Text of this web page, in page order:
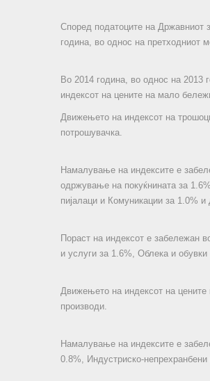
Според податоците на Државниот
година, во однос на претходниот
Во 2014 година, во однос на
индексот на цените на мало
Движењето на индексот на
потрошувачка.
Намалување на индексите е
одржување на покуќнината за
пијалаци и Комуникации за 1.0%
Пораст на индексот е забележан
и услуги за 1.6%, Облека и
Движењето на индексот на
производи.
Намалување на индексите е
0.8%, Индустриско-